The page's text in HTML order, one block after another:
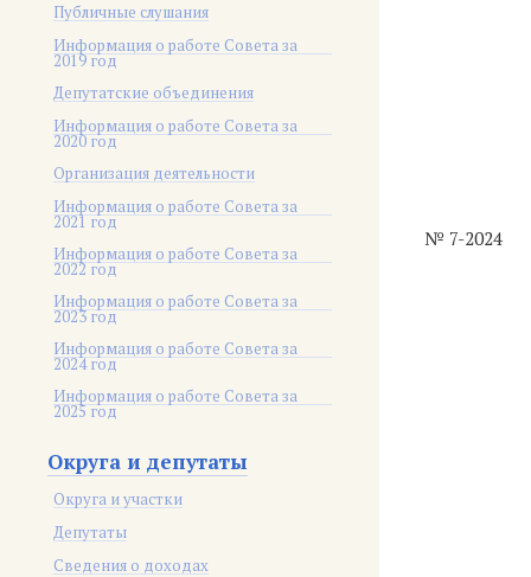
Публичные слушания
Информация о работе Совета за
2019 год
Депутатские объединения
Информация о работе Совета за
2020 год
Организация деятельности
Информация о работе Совета за
2021 год
Информация о работе Совета за
2022 год
Информация о работе Совета за
2023 год
Информация о работе Совета за
2024 год
Информация о работе Совета за
2025 год
Округа и депутаты
Округа и участки
Депутаты
Сведения о доходах
№ 7-2024